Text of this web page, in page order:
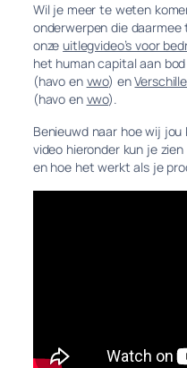
Wil je meer te weten
onderwerpen die daarmee
onzeuitlegvideo’s voor
het human capital aan
(havo en vwo) en
(havo en vwo).
Benieuwd naar hoe wij
video hieronder kun je
en hoe het werkt als je